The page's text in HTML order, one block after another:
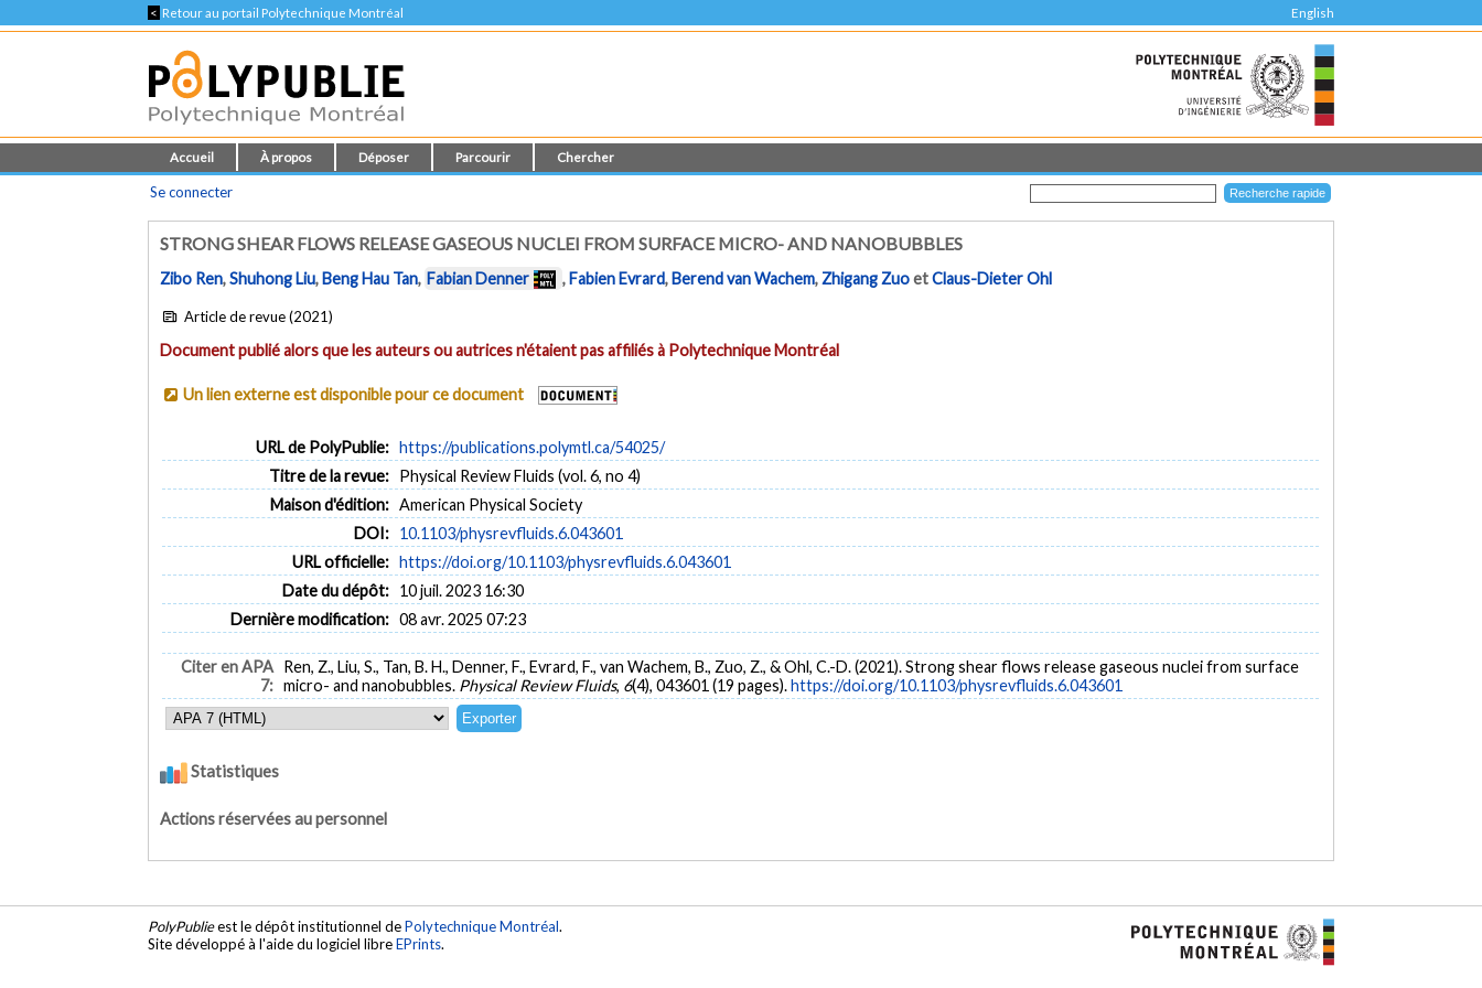
< Retour au portail Polytechnique Montréal English
Accueil À propos Déposer Parcourir Chercher
Se connecter
STRONG SHEAR FLOWS RELEASE GASEOUS NUCLEI FROM SURFACE MICRO- AND NANOBUBBLES
Zibo Ren,Shuhong Liu,Beng Hau Tan, Fabian Denner ,Fabien Evrard,Berend van Wachem, Zhigang ZuoetClaus-Dieter Ohl
Article de revue (2021)
Document publié alors que les auteurs ou autrices n'étaient pas affiliés à Polytechnique Montréal
Un lien externe est disponible pour ce document
URL de PolyPublie: https://publications.polymtl.ca/54025/
Titre de la revue: Physical Review Fluids (vol. 6, no 4)
Maison d'édition: American Physical Society
DOI: 10.1103/physrevfluids.6.043601
URL officielle: https://doi.org/10.1103/physrevfluids.6.043601
Date du dépôt: 10 juil. 2023 16:30
Dernière modification: 08 avr. 2025 07:23
Citer en APA
7:
Ren, Z., Liu, S., Tan, B. H., Denner, F., Evrard, F., van Wachem, B., Zuo, Z., & Ohl, C.-D. (2021). Strong shear flows release gaseous nuclei from surface
micro- and nanobubbles. Physical Review Fluids, 6(4), 043601 (19 pages).https://doi.org/10.1103/physrevfluids.6.043601
Statistiques
Actions réservées au personnel
PolyPublieest le dépôt institutionnel dePolytechnique Montréal.
Site développé à l'aide du logiciel libreEPrints.